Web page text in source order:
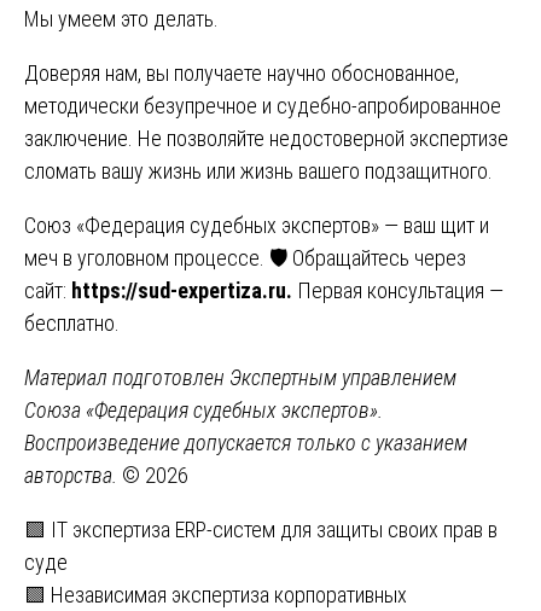
Мы умеем это делать.
Доверяя нам, вы получаете научно обоснованное,
методически безупречное и судебно-апробированное
заключение. Не позволяйте недостоверной экспертизе
сломать вашу жизнь или жизнь вашего подзащитного.
Союз «Федерация судебных экспертов» — ваш щит и
меч в уголовном процессе. 🛡️ Обращайтесь через
сайт: https://sud-expertiza.ru. Первая консультация —
бесплатно.
Материал подготовлен Экспертным управлением
Союза «Федерация судебных экспертов».
Воспроизведение допускается только с указанием
авторства. © 2026
Навигация
по
🟩 IT экспертиза ERP-систем для защиты своих прав в
суде
🟩 Независимая экспертиза корпоративных